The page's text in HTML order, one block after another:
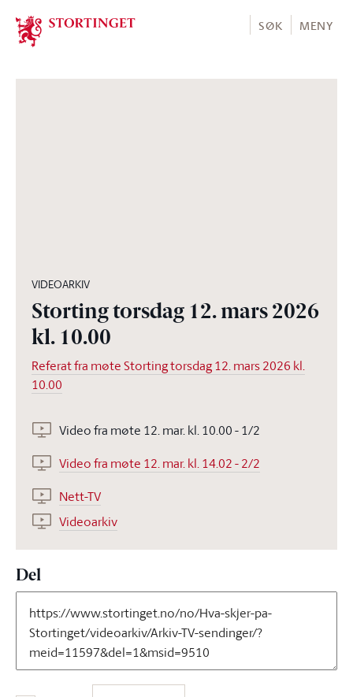
Stortinget.no
SØK MENY
VIDEOARKIV
Storting torsdag 12. mars 2026
kl. 10.00
Referat fra møte Storting torsdag 12. mars 2026 kl.
10.00
Video fra møte 12. mar. kl. 10.00 - 1/2
Video fra møte 12. mar. kl. 14.02 - 2/2
Nett-TV
Videoarkiv
Del